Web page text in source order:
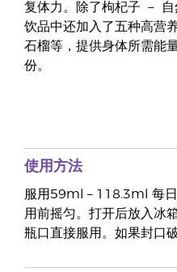
复体力。除了枸杞子 － 自
饮品中还加入了五种高营
石榴等，提供身体所需能
份。
使用方法
服用59ml – 118.3ml 每
用前摇匀。打开后放入冰
瓶口直接服用。如果封口